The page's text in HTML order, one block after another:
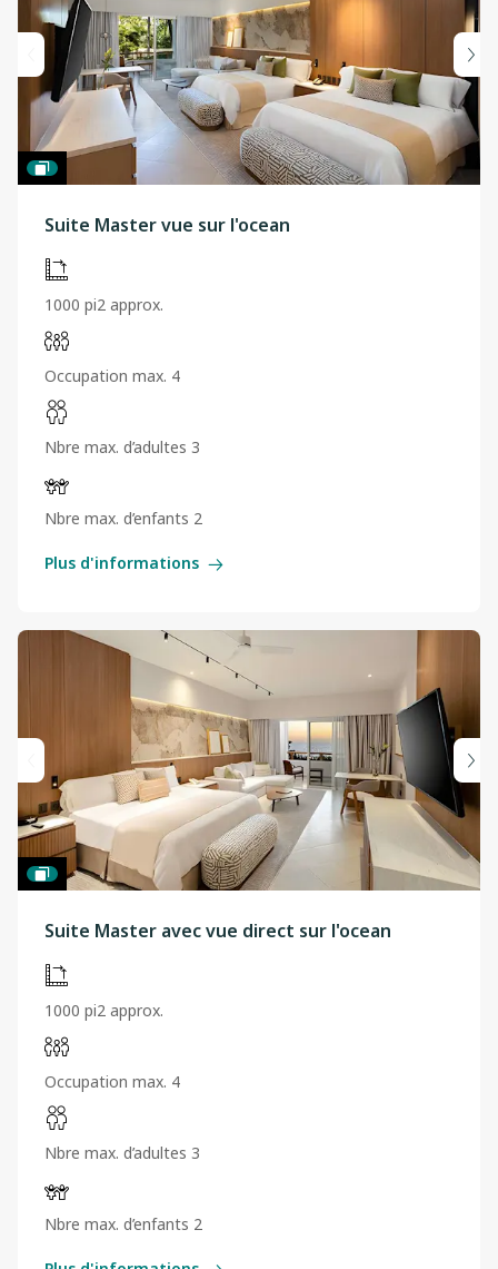
Suite Master vue sur l'ocean
1000 pi2 approx.
Occupation max. 4
Nbre max. d’adultes 3
Nbre max. d’enfants 2
Plus d'informations
Suite Master avec vue direct sur l'ocean
1000 pi2 approx.
Occupation max. 4
Nbre max. d’adultes 3
Nbre max. d’enfants 2